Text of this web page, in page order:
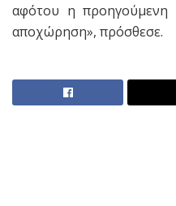
αφότου η προηγούμενη
αποχώρηση», πρόσθεσε.